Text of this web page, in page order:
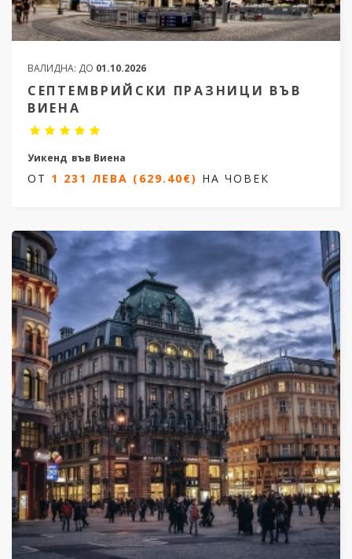
ВАЛИДНА: ДО 01.10.2026
СЕПТЕМВРИЙСКИ ПРАЗНИЦИ ВЪВ
ВИЕНА
Уикенд във Виена
4 дни / 3 нощувки
ОТ 1 231 ЛЕВА (629.40€) НА ЧОВЕК
ОТ 1 231 ЛЕВА (629.40€) НА ЧОВЕК